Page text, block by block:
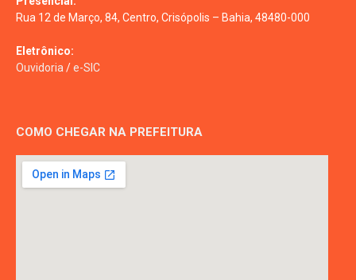
Rua 12 de Março, 84, Centro, Crisópolis – Bahia, 48480-000
Eletrônico:
Ouvidoria/e-SIC
COMO CHEGAR NA PREFEITURA